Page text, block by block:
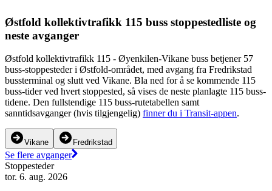
Østfold kollektivtrafikk 115 buss stoppestedliste og
neste avganger
Østfold kollektivtrafikk 115 - Øyenkilen-Vikane buss betjener 57
buss-stoppesteder i Østfold-området, med avgang fra Fredrikstad
bussterminal og slutt ved Vikane. Bla ned for å se kommende 115
buss-tider ved hvert stoppested, så vises de neste planlagte 115 buss-
tidene. Den fullstendige 115 buss-rutetabellen samt
sanntidsavganger (hvis tilgjengelig) finner du i Transit-appen.
Vikane Fredrikstad
Se flere avganger
Stoppesteder
tor. 6. aug. 2026